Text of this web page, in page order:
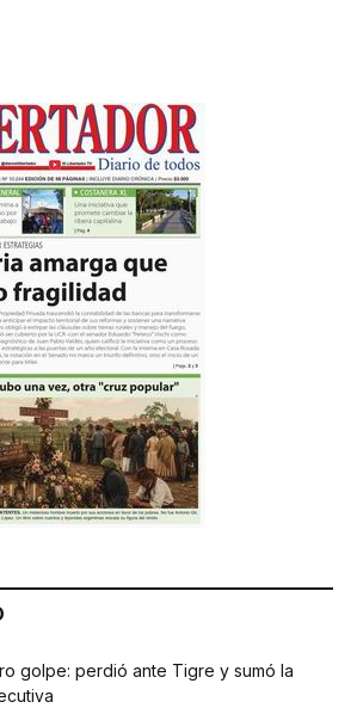
golpe: perdió ante Tigre y sumó la